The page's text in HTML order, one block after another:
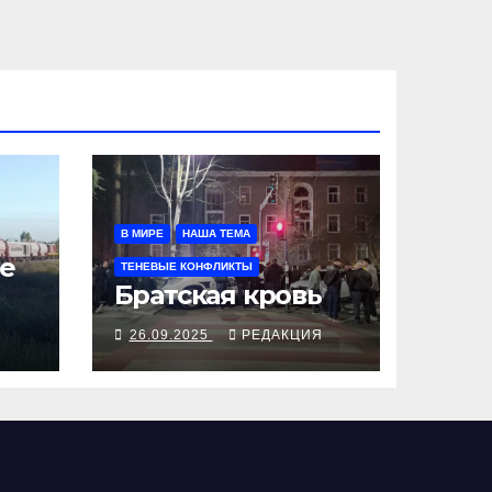
В МИРЕ НАША ТЕМА
ТЕНЕВЫЕ КОНФЛИКТЫ
Братская кровь
26.09.2025 РЕДАКЦИЯ